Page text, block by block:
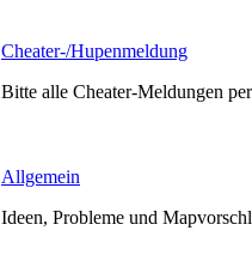
Cheater-/Hupenmeldung
Bitte alle Cheater-Meldungen
Allgemein
Ideen, Probleme und